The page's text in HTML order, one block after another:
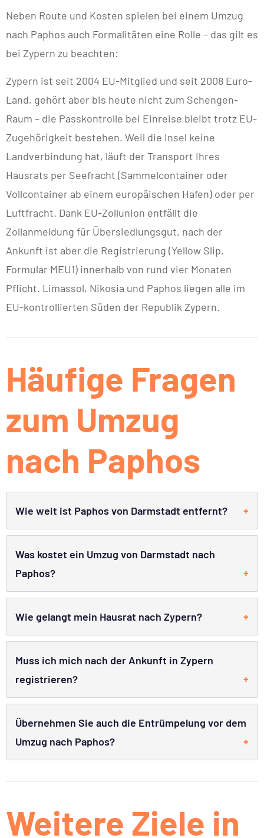
Neben Route und Kosten spielen bei einem Umzug
nach Paphos auch Formalitäten eine Rolle – das gilt es
bei Zypern zu beachten:
Zypern ist seit 2004 EU-Mitglied und seit 2008 Euro-
Land, gehört aber bis heute nicht zum Schengen-
Raum – die Passkontrolle bei Einreise bleibt trotz EU-
Zugehörigkeit bestehen. Weil die Insel keine
Landverbindung hat, läuft der Transport Ihres
Hausrats per Seefracht (Sammelcontainer oder
Vollcontainer ab einem europäischen Hafen) oder per
Luftfracht. Dank EU-Zollunion entfällt die
Zollanmeldung für Übersiedlungsgut, nach der
Ankunft ist aber die Registrierung (Yellow Slip,
Formular MEU1) innerhalb von rund vier Monaten
Pflicht. Limassol, Nikosia und Paphos liegen alle im
EU-kontrollierten Süden der Republik Zypern.
Häufige Fragen
zum Umzug
nach Paphos
Wie weit ist Paphos von Darmstadt entfernt?
Was kostet ein Umzug von Darmstadt nach
Paphos?
Wie gelangt mein Hausrat nach Zypern?
Muss ich mich nach der Ankunft in Zypern
registrieren?
Übernehmen Sie auch die Entrümpelung vor dem
Umzug nach Paphos?
Weitere Ziele in